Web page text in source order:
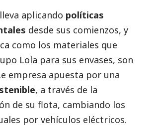
aplicando políticas
desde sus comienzos, y
como los materiales que
Lola para sus envases, son
empresa apuesta por una
, a través de la
de su flota, cambiando los
por vehículos eléctricos.